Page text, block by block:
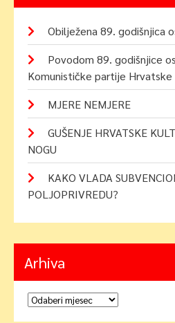
Obilježena 89. godišnjica
Povodom 89. godišnjice
Komunističke partije Hrvatske
MJERE NEMJERE
GUŠENJE HRVATSKE
NOGU
KAKO VLADA
POLJOPRIVREDU?
Arhiva
Arhiva